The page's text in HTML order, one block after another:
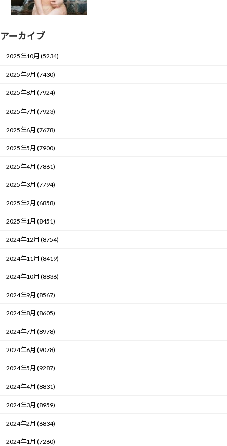
アーカイブ
2025年10月 (5234)
2025年9月 (7430)
2025年8月 (7924)
2025年7月 (7923)
2025年6月 (7678)
2025年5月 (7900)
2025年4月 (7861)
2025年3月 (7794)
2025年2月 (6858)
2025年1月 (8451)
2024年12月 (8754)
2024年11月 (8419)
2024年10月 (8836)
2024年9月 (8567)
2024年8月 (8605)
2024年7月 (8978)
2024年6月 (9078)
2024年5月 (9287)
2024年4月 (8831)
2024年3月 (8959)
2024年2月 (6834)
2024年1月 (7260)